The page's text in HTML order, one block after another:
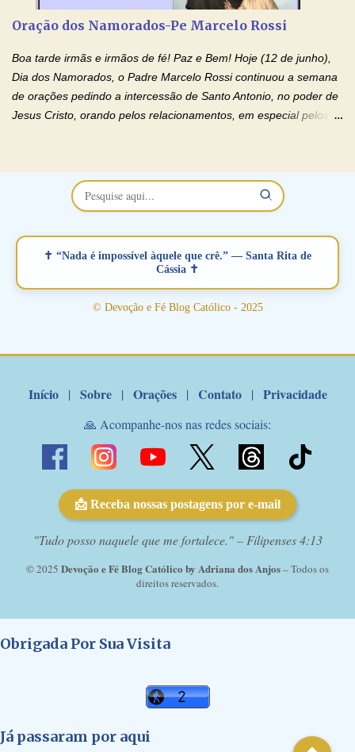
separados, devido ao envolvimento de outras pessoas no
relacionamento e que minaram, espiritualmente, a relação do
casal. Vamos orar (coloque o seu esposo ou esposa diante de
Deus). "Senhor Jesus, restaura os laços ...
Oração dos Namorados-Pe Marcelo Rossi
Boa tarde irmãs e irmãos de fé! Paz e Bem! Hoje (12 de junho),
Dia dos Namorados, o Padre Marcelo Rossi continuou a semana
de orações pedindo a intercessão de Santo Antonio, no poder de
Jesus Cristo, orando pelos relacionamentos, em especial pelos
maravilhosos cartões que coloquei aqui para vocês. Não perca
esta abençoada semana no Momento de Fé do Padre Marcelo,
vamos juntos formar esta forte corrente de orações. Você que
verdadeiro, ou que está com problemas no relacionamento
amoroso, creia na poderosa intercessão deste santo amigo:
Santo Antonio! Tenha fé, não desista, pois ele intercede por nós
junto a Jesus! Fique no Amor Ágape de Jesus e no Amor Materno
✝ “Nada é impossível àquele que crê.” — Santa Rita de
Cássia ✝
© Devoção e Fé Blog Católico - 2025
Início | Sobre | Orações | Contato | Privacidade
🙏 Acompanhe-nos nas redes sociais:
📩 Receba nossas postagens por e-mail
"Tudo posso naquele que me fortalece." – Filipenses 4:13
© 2025 Devoção e Fé Blog Católico by Adriana dos Anjos– Todos os
direitos reservados.
Obrigada Por Sua Visita
Já passaram por aqui